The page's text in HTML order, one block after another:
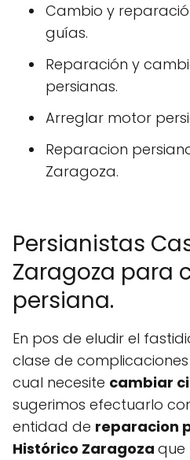
Cambio y
guías.
Reparación y
persianas.
Arreglar motor
Reparacion
Zaragoza.
Persianistas
Zaragoza para
persiana.
En pos de eludir el
clase de
cual necesite cambiar
sugerimos efectuarlo
entidad de reparacion
Histórico Zaragoza que